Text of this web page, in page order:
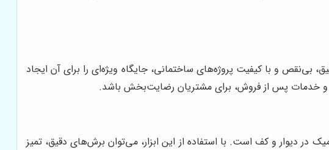
بی‌نقص و با کیفیت پروژه‌های ساختمانی، جایگاه ویژه‌ای را برای آن ایجاد
و خدمات پس از فروش، برای مشتریان رضایت‌بخش باشد.
در دیوار و کف است. با استفاده از این ابزار، می‌توان برش‌های دقیق، تمیز